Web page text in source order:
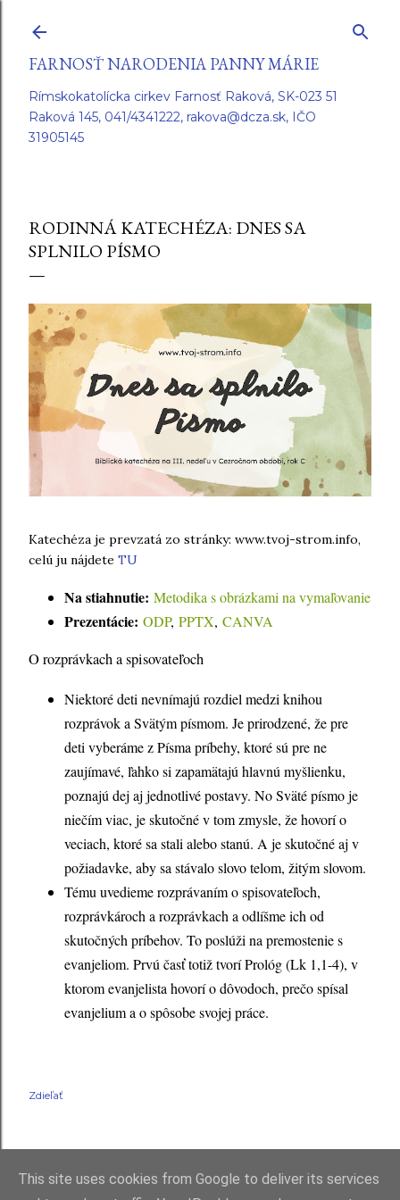
FARNOSŤ NARODENIA PANNY MÁRIE
Rímskokatolícka cirkev Farnosť Raková, SK-023 51
Raková 145, 041/4341222, rakova@dcza.sk, IČO
31905145
RODINNÁ KATECHÉZA: DNES SA
SPLNILO PÍSMO
Katechéza je prevzatá zo stránky: www.tvoj-strom.info,
celú ju nájdete TU
Na stiahnutie: Metodika s obrázkami na vymaľovanie
Prezentácie: ODP, PPTX, CANVA
O rozprávkach a spisovateľoch
Niektoré deti nevnímajú rozdiel medzi knihou
rozprávok a Svätým písmom. Je prirodzené, že pre
deti vyberáme z Písma príbehy, ktoré sú pre ne
zaujímavé, ľahko si zapamätajú hlavnú myšlienku,
poznajú dej aj jednotlivé postavy. No Sväté písmo je
niečím viac, je skutočné v tom zmysle, že hovorí o
veciach, ktoré sa stali alebo stanú. A je skutočné aj v
požiadavke, aby sa stávalo slovo telom, žitým slovom.
Tému uvedieme rozprávaním o spisovateľoch,
rozprávkároch a rozprávkach a odlíšme ich od
skutočných príbehov. To poslúži na premostenie s
evanjeliom. Prvú časť totiž tvorí Prológ (Lk 1,1-4), v
ktorom evanjelista hovorí o dôvodoch, prečo spísal
evanjelium a o spôsobe svojej práce.
Zdieľať
This site uses cookies from Google to deliver its services